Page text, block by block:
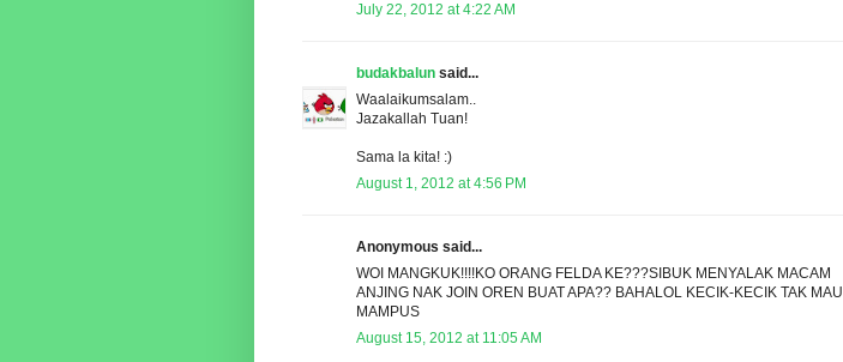
July 22, 2012 at 4:22 AM
budakbalun said...
Waalaikumsalam..
Jazakallah Tuan!
Sama la kita! :)
August 1, 2012 at 4:56 PM
Anonymous said...
WOI MANGKUK!!!!KO ORANG FELDA KE???SIBUK MENYALAK MACAM
ANJING NAK JOIN OREN BUAT APA?? BAHALOL KECIK-KECIK TAK MAU
MAMPUS
August 15, 2012 at 11:05 AM